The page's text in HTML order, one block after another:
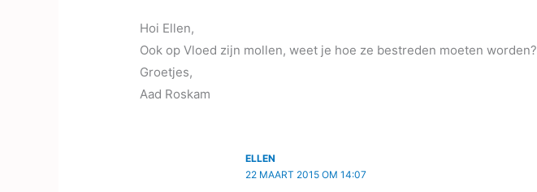
Hoi Ellen,
Ook op Vloed zijn mollen, weet je hoe ze bestreden moeten worden?
Groetjes,
Aad Roskam
ELLEN
22 MAART 2015 OM 14:07